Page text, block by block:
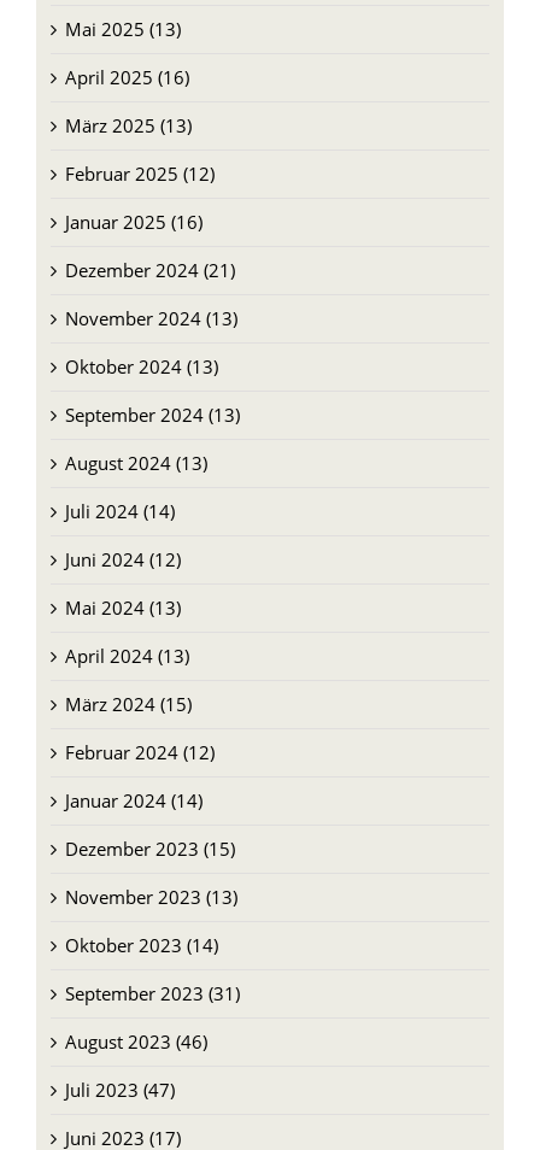
April 2025 (16)
März 2025 (13)
Februar 2025 (12)
Januar 2025 (16)
Dezember 2024 (21)
November 2024 (13)
Oktober 2024 (13)
September 2024 (13)
August 2024 (13)
Juli 2024 (14)
Juni 2024 (12)
Mai 2024 (13)
April 2024 (13)
März 2024 (15)
Februar 2024 (12)
Januar 2024 (14)
Dezember 2023 (15)
November 2023 (13)
Oktober 2023 (14)
September 2023 (31)
August 2023 (46)
Juli 2023 (47)
Juni 2023 (17)
Mai 2023 (19)